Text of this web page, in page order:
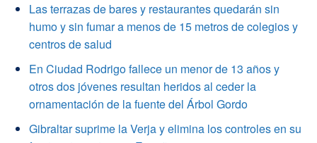
Las terrazas de bares y restaurantes quedarán sin
humo y sin fumar a menos de 15 metros de colegios y
centros de salud
En Ciudad Rodrigo fallece un menor de 13 años y
otros dos jóvenes resultan heridos al ceder la
ornamentación de la fuente del Árbol Gordo
Gibraltar suprime la Verja y elimina los controles en su